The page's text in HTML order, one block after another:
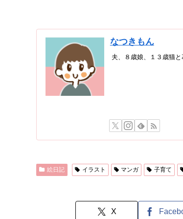
なつきもん
夫、８歳娘、１３歳猫
絵日記 イラスト マンガ 子育て
X